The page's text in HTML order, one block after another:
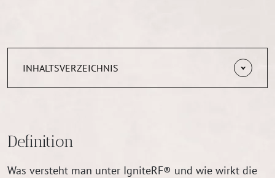
INHALTSVERZEICHNIS
Definition
Was versteht man unter IgniteRF® und wie wirkt die